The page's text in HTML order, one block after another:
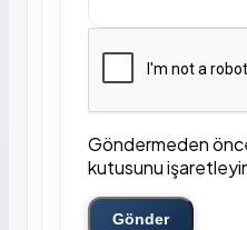
Göndermeden
kutusunu
Gönder